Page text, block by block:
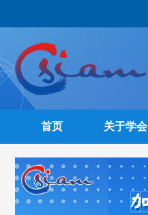
首页 关于学会